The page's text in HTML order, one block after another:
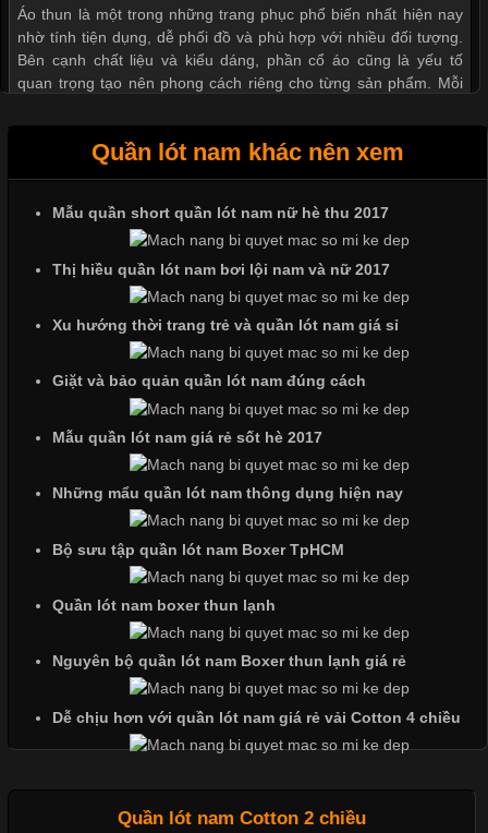
Áo thun là một trong những trang phục phổ biến nhất hiện nay
nhờ tính tiện dụng, dễ phối đồ và phù hợp với nhiều đối tượng.
Bên cạnh chất liệu và kiểu dáng, phần cổ áo cũng là yếu tố
quan trọng tạo nên phong cách riêng cho từng sản phẩm. Mỗi
Những Mẫu Áo Thun Đồng Phục Công Ty Được Ưa
Chuộng Hiện Nay
Trong môi trường kinh doanh hiện đại, việc xây dựng hình ảnh
chuyên nghiệp đóng vai trò quan trọng đối với sự phát triển của
doanh nghiệp. Một trong những giải pháp hiệu quả được nhiều
đơn vị lựa chọn hiện nay là sử dụng áo thun đồng phục công ty.
Không chỉ giúp tạo sự đồng bộ, áo thun
Chất Liệu Lycra Có Gì Đặc Biệt Trong Ngành Thời Trang?
Cập nhật 2026-05-27 17:03:46
Vải Lycra Là Gì? Chất Liệu Co Giãn Được Ưa Chuộng Trong
Ngành May Mặc Trong ngành thời trang hiện đại, các loại vải có
khả năng co giãn tốt ngày càng được ưa chuộng nhằm mang lại
cảm giác thoải mái cho người mặc. Trong đó, vải Lycra là một
trong những chất liệu nổi bật nhờ độ đàn hồi cao,
Quần lót nam khác nên xem
Mẫu quần short quần lót nam nữ hè thu 2017
Thị hiều quần lót nam bơi lội nam và nữ 2017
Xu hướng thời trang trẻ và quần lót nam giá sỉ
Giặt và bảo quản quần lót nam đúng cách
Mẫu quần lót nam giá rẻ sốt hè 2017
Những mẩu quần lót nam thông dụng hiện nay
Bộ sưu tập quần lót nam Boxer TpHCM
Quần lót nam boxer thun lạnh
Nguyên bộ quần lót nam Boxer thun lạnh giá rẻ
Dễ chịu hơn với quần lót nam giá rẻ vải Cotton 4 chiều
Quần lót nam Cotton 2 chiều